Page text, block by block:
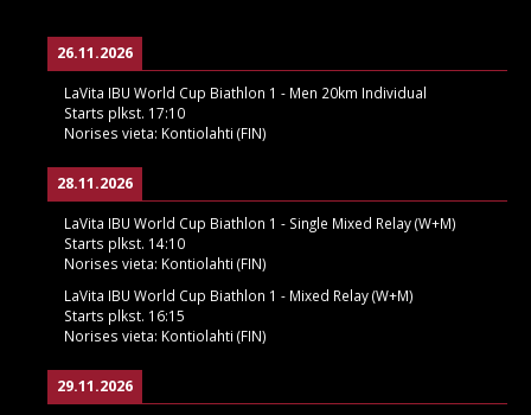
26.11.2026
LaVita IBU World Cup Biathlon 1 - Men 20km Individual
Starts plkst. 17:10
Norises vieta: Kontiolahti (FIN)
28.11.2026
LaVita IBU World Cup Biathlon 1 - Single Mixed Relay (W+M)
Starts plkst. 14:10
Norises vieta: Kontiolahti (FIN)
LaVita IBU World Cup Biathlon 1 - Mixed Relay (W+M)
Starts plkst. 16:15
Norises vieta: Kontiolahti (FIN)
29.11.2026